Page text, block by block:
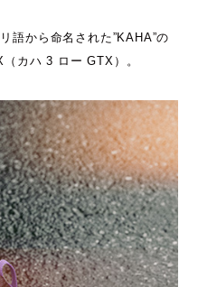
norda
Panther
puma
ROA
SATISFY
語から命名された”KAHA”の
カハ 3 ロー GTX）。